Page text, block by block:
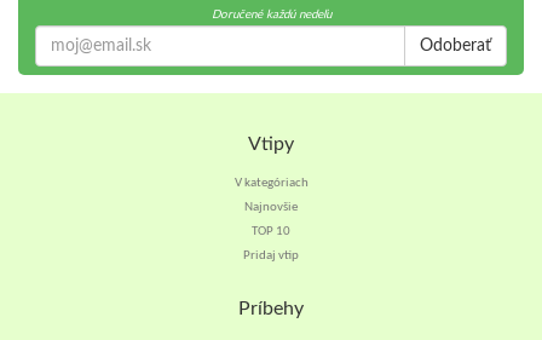
Doručené každú nedeľu
Odoberať
Vtipy
V kategóriach
Najnovšie
TOP 10
Pridaj vtip
Príbehy